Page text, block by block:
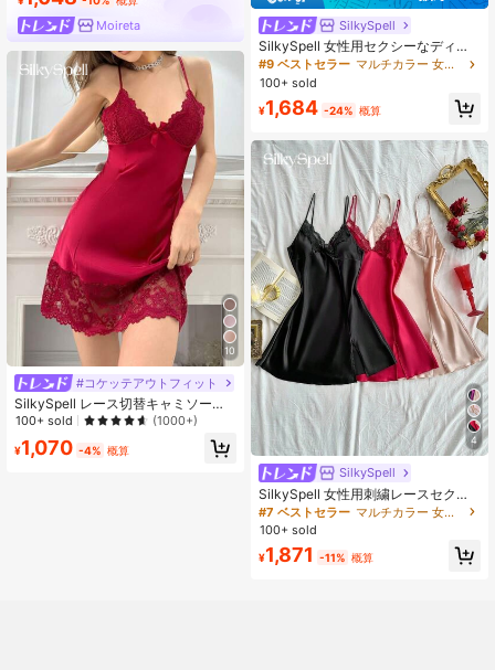
Moireta
10
#コケッテアウトフィット
SilkySpell レース切替キャミソール
ナイトドレス パジャマ
100+ sold (1000+)
¥1,070 -4% 概算
SilkySpell
SilkySpell 女性用セクシーなディー
プVネックスリップドレスセット3
点、エレガントなサテン マルチカラ
ーコンビネーション、刺繍トリミン
グ、オールシーズン対応のルームウ
ェアまたはアウターウェア
#9 ベストセラー
マルチカラー 女性用スリープドレス
100+ sold
¥1,684 -24% 概算
4
SilkySpell
SilkySpell 女性用刺繍レースセクシ
ーナイトガウンセット 3点セット
#7 ベストセラー
マルチカラー 女性用スリープドレス
100+ sold
¥1,871 -11% 概算